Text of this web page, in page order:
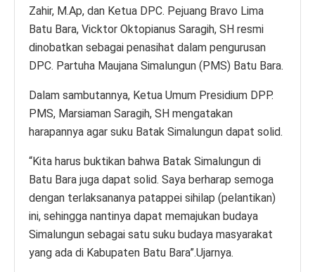
Zahir, M.Ap, dan Ketua DPC. Pejuang Bravo Lima
Batu Bara, Vicktor Oktopianus Saragih, SH resmi
dinobatkan sebagai penasihat dalam pengurusan
DPC. Partuha Maujana Simalungun (PMS) Batu Bara.
Dalam sambutannya, Ketua Umum Presidium DPP.
PMS, Marsiaman Saragih, SH mengatakan
harapannya agar suku Batak Simalungun dapat solid.
“Kita harus buktikan bahwa Batak Simalungun di
Batu Bara juga dapat solid. Saya berharap semoga
dengan terlaksananya patappei sihilap (pelantikan)
ini, sehingga nantinya dapat memajukan budaya
Simalungun sebagai satu suku budaya masyarakat
yang ada di Kabupaten Batu Bara”.Ujarnya.